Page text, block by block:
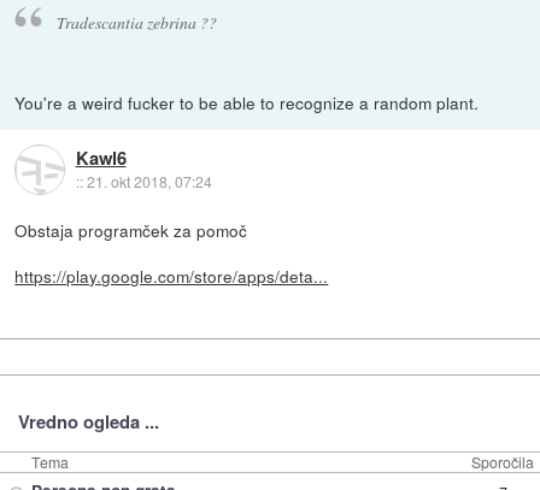
Tradescantia zebrina??
You're a weird fucker to be able to recognize a random plant.
Kawl6
::21. okt 2018, 07:24
Obstaja programček za pomoč
https://play.google.com/store/apps/deta...
Vredno ogleda ...
Tema Sporočila